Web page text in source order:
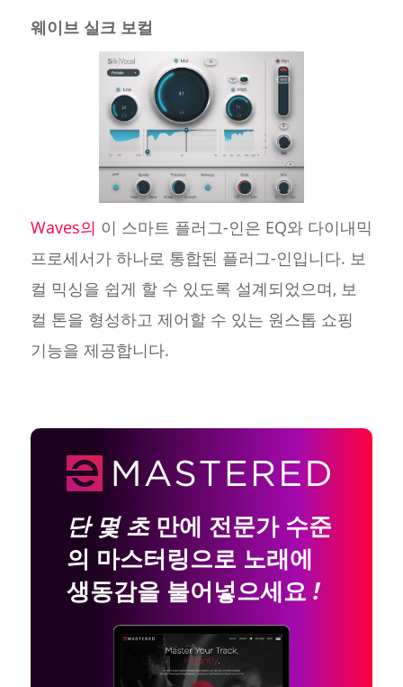
웨이브 실크 보컬
Waves의 이 스마트 플러그-인은 EQ와 다이내믹
프로세서가 하나로 통합된 플러그-인입니다. 보
컬 믹싱을 쉽게 할 수 있도록 설계되었으며, 보
컬 톤을 형성하고 제어할 수 있는 원스톱 쇼핑
기능을 제공합니다.
단 몇 초만에 전문가 수준
의 마스터링으로 노래에
생동감을 불어넣으세요!